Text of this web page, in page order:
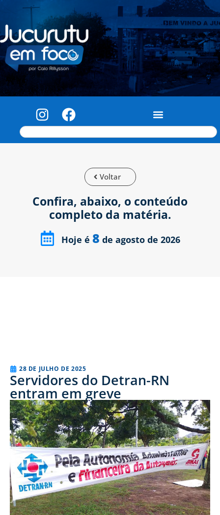
Voltar
Confira, abaixo, o conteúdo
completo da matéria.
Hoje é 8 de agosto de 2026
28 DE JULHO DE 2025
Servidores do Detran-RN
entram em greve